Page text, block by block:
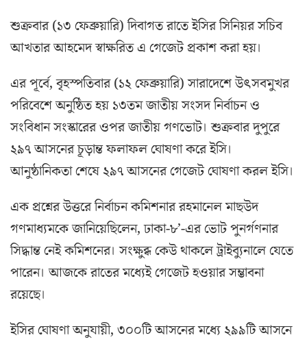
শুক্রবার (১৩ ফেব্রুয়ারি) দিবাগত রাতে ইসির সিনিয়র সচিব
আখতার আহমেদ স্বাক্ষরিত এ গেজেট প্রকাশ করা হয়।
এর পূর্বে, বৃহস্পতিবার (১২ ফেব্রুয়ারি) সারাদেশে উৎসবমুখর
পরিবেশে অনুষ্ঠিত হয় ১৩তম জাতীয় সংসদ নির্বাচন ও
সংবিধান সংস্কারের ওপর জাতীয় গণভোট। শুক্রবার দুপুরে
২৯৭ আসনের চূড়ান্ত ফলাফল ঘোষণা করে ইসি।
আনুষ্ঠানিকতা শেষে ২৯৭ আসনের গেজেট ঘোষণা করল ইসি।
এক প্রশ্নের উত্তরে নির্বাচন কমিশনার রহমানেল মাছউদ
গণমাধ্যমকে জানিয়েছিলেন, ঢাকা-৮’-এর ভোট পুনর্গণনার
সিদ্ধান্ত নেই কমিশনের। সংক্ষুব্ধ কেউ থাকলে ট্রাইব্যুনালে যেতে
পারেন। আজকে রাতের মধ্যেই গেজেট হওয়ার সম্ভাবনা
রয়েছে।
ইসির ঘোষণা অনুযায়ী, ৩০০টি আসনের মধ্যে ২৯৯টি আসনে